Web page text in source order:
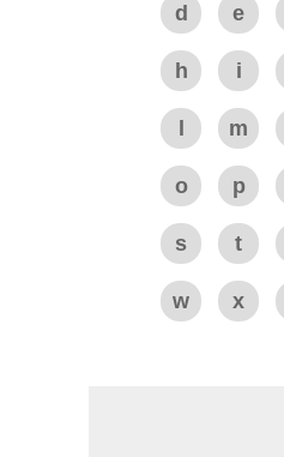
d e
h i
m
o p
s t
w x